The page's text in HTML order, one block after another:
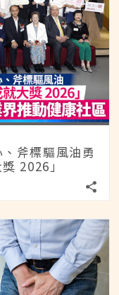
斧標驅風油勇
2026」